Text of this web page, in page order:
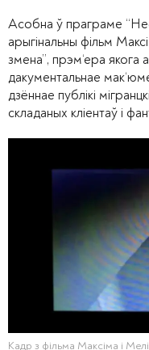
Асобна ў праграме
арыгінальны фільм
змена”, прэм‘ера якога
дакументальнае мак‘
дзённае публікі
складаных кліентаў і
Кадр з фільма Максіма і